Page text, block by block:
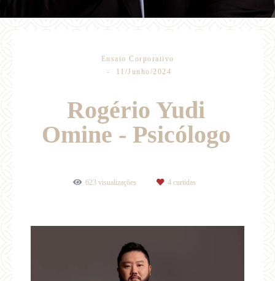
Ensaio Corporativo
11/Junho/2024
Rogério Yudi
Omine - Psicólogo
623 visualizações 4 curtidas